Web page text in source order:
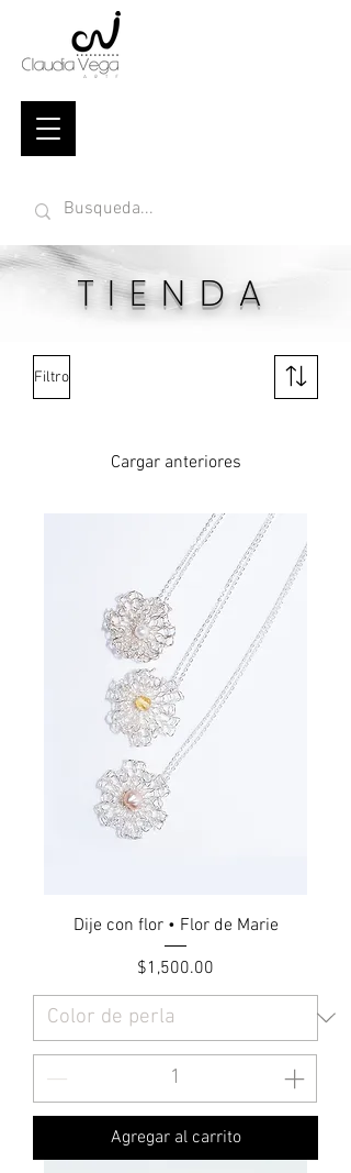
TIENDA
Filtro
Cargar anteriores
Dije con flor • Flor de Marie
Precio
$1,500.00
Agregar al carrito